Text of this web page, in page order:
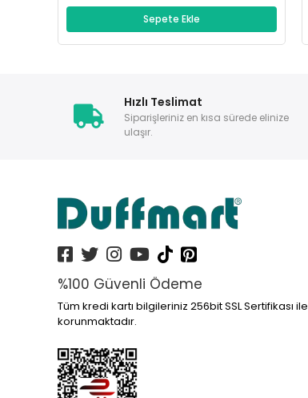
Sepete Ekle
Hızlı Teslimat
Siparişleriniz en kısa sürede elinize
ulaşır.
%100 Güvenli Ödeme
Tüm kredi kartı bilgileriniz 256bit SSL Sertifikası ile
korunmaktadır.